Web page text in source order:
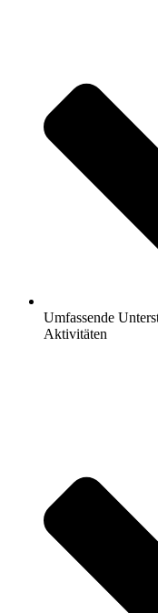
Umfassende
Aktivitäten